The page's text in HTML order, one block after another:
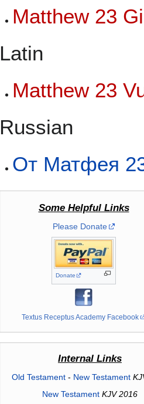
Matthew 23
Latin
Matthew 23
Russian
От Матфея
Some Helpful Links
Please Donate
Donate
Textus Receptus Academy Facebook
Internal Links
Old Testament- New Testament
New Testament KJV 2016